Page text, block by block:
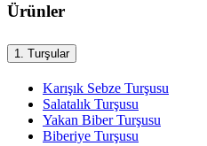
Ürünler
1. Turşular
Karışık Sebze Turşusu
Salatalık Turşusu
Yakan Biber Turşusu
Biberiye Turşusu